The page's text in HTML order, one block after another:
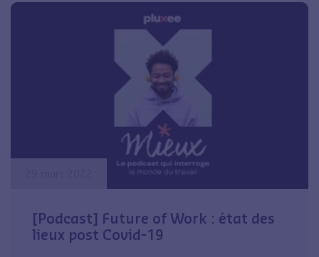
[Podcast] Future of Work : état des
lieux post Covid-19